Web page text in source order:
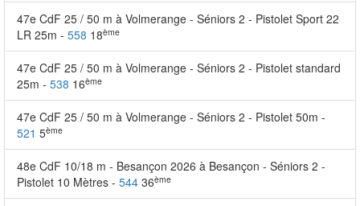
47e CdF 25 / 50 m à Volmerange - Séniors 2 - Pistolet Sport 22
LR 25m - 558 18ème
47e CdF 25 / 50 m à Volmerange - Séniors 2 - Pistolet standard
25m - 538 16ème
47e CdF 25 / 50 m à Volmerange - Séniors 2 - Pistolet 50m -
521 5ème
48e CdF 10/18 m - Besançon 2026 à Besançon - Séniors 2 -
Pistolet 10 Mètres - 544 36ème